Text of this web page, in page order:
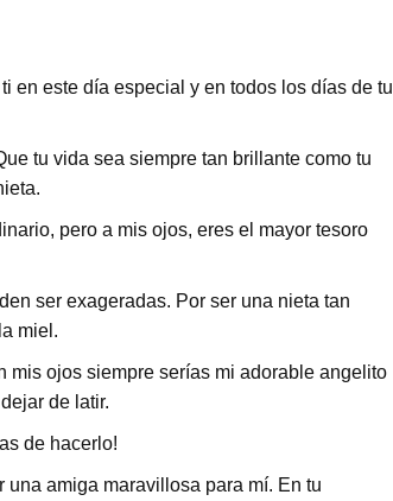
en este día especial y en todos los días de tu
tu vida sea siempre tan brillante como tu
pero a mis ojos, eres el mayor tesoro
ser exageradas. Por ser una nieta tan
miel.
mis ojos siempre serías mi adorable angelito
de latir.
de hacerlo!
una amiga maravillosa para mí. En tu